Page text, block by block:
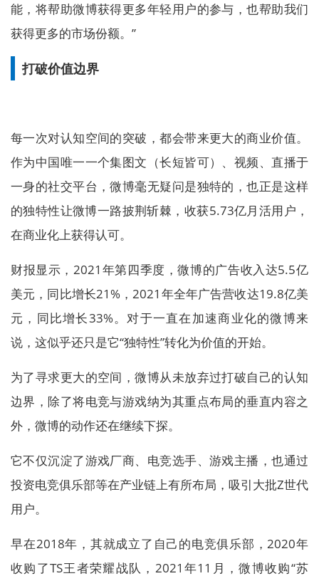
能，将帮助微博获得更多年轻用户的参与，也帮助我们
获得更多的市场份额。”
打破价值边界
每一次对认知空间的突破，都会带来更大的商业价值。
作为中国唯一一个集图文（长短皆可）、视频、直播于
一身的社交平台，微博毫无疑问是独特的，也正是这样
的独特性让微博一路披荆斩棘，收获5.73亿月活用户，
在商业化上获得认可。
财报显示，2021年第四季度，微博的广告收入达5.5亿
美元，同比增长21%，2021年全年广告营收达19.8亿美
元，同比增长33%。对于一直在加速商业化的微博来
说，这似乎还只是它“独特性”转化为价值的开始。
为了寻求更大的空间，微博从未放弃过打破自己的认知
边界，除了将电竞与游戏纳为其重点布局的垂直内容之
外，微博的动作还在继续下探。
它不仅沉淀了游戏厂商、电竞选手、游戏主播，也通过
投资电竞俱乐部等在产业链上有所布局，吸引大批Z世代
用户。
早在2018年，其就成立了自己的电竞俱乐部，2020年
收购了TS王者荣耀战队，2021年11月，微博收购“苏